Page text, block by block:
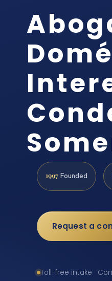
1997 Founded
Request a
Toll-free intake ·